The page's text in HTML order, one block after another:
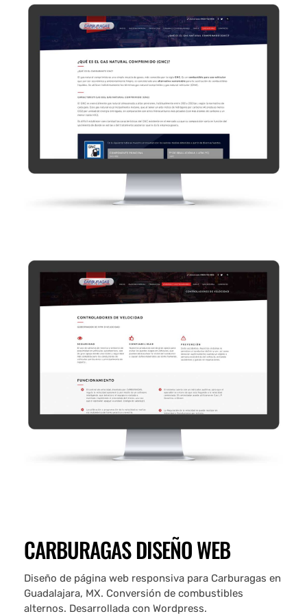
CARBURAGAS DISEÑO WEB
Diseño de página web responsiva para Carburagas en
Guadalajara, MX. Conversión de combustibles
alternos. Desarrollada con Wordpress.